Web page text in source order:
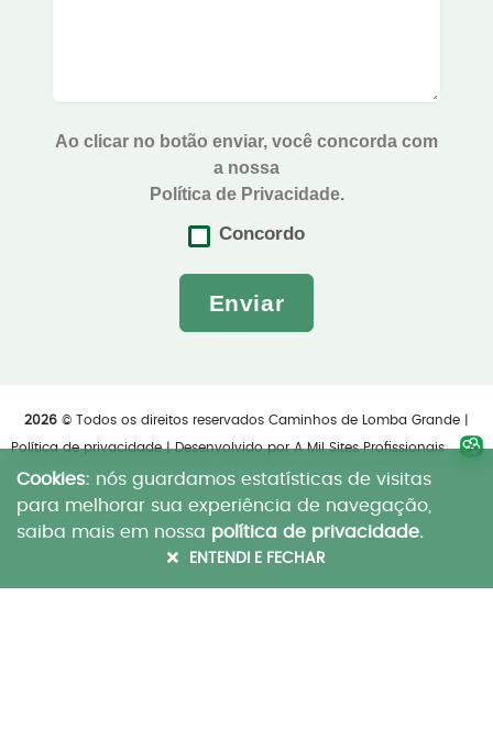
Ao clicar no botão enviar, você concorda com
a nossa
Política de Privacidade.
Concordo
Enviar
2026 © Todos os direitos reservados Caminhos de Lomba Grande |
Política de privacidade| Desenvolvido porA Mil Sites Profissionais
Cookies: nós guardamos estatísticas de visitas
para melhorar sua experiência de navegação,
saiba mais em nossa política de privacidade.
ENTENDI E FECHAR